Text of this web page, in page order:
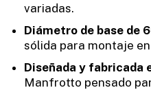
variadas.
Diámetro de base de
sólida para montaje
Diseñada y fabricada
Manfrotto pensado